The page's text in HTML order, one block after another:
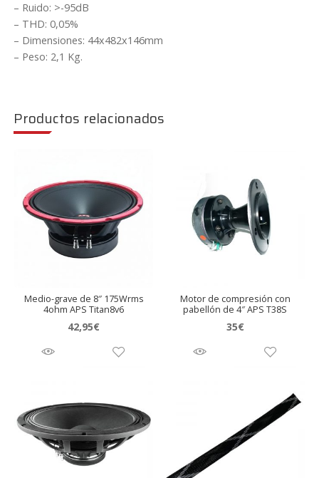
– Ruido: >-95dB
– THD: 0,05%
– Dimensiones: 44x482x146mm
– Peso: 2,1 Kg.
Productos relacionados
Medio-grave de 8″ 175Wrms
4ohm APS Titan8v6
42,95€
Motor de compresión con
pabellón de 4″ APS T38S
35€